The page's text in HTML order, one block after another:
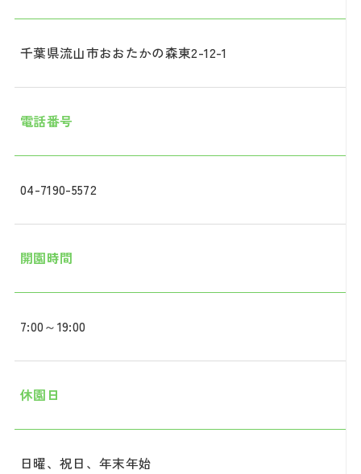
千葉県流山市おおたかの森東2-12-1
電話番号
04-7190-5572
開園時間
7:00～19:00
休園日
日曜、祝日、年末年始